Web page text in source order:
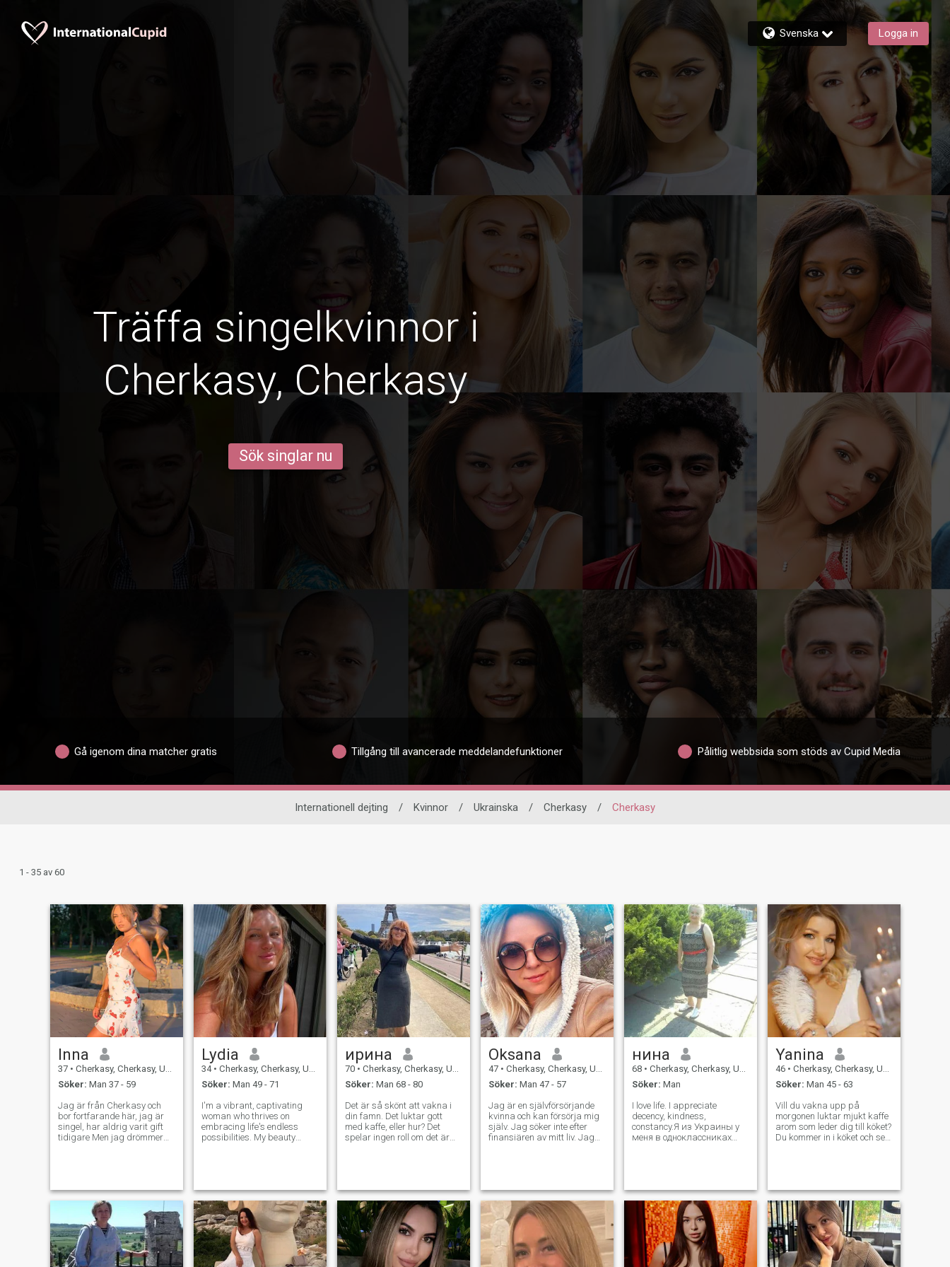
Svenska Logga in
Träffa singelkvinnor i
Cherkasy, Cherkasy
Sök singlar nu
Gå igenom dina matcher gratis Tillgång till avancerade meddelandefunktioner Pålitlig webbsida som stöds av Cupid Media
Internationell dejting / Kvinnor / Ukrainska / Cherkasy / Cherkasy
1 - 35 av 60
Inna
37 • Cherkasy, Cherkasy, Ukraina
Söker: Man 37 - 59
Jag är från Cherkasy och
bor fortfarande här, jag är
singel, har aldrig varit gift
tidigare Men jag drömmer
lärare och IT- Jag gillar mitt
jobb mycket Jag älskar
sport, gym, dans och
camping Jag är så bra på
att laga mat. Jag har en
underbar hund, Mia, som
jag älskar.
Lydia
34 • Cherkasy, Cherkasy, Ukraina
Söker: Man 49 - 71
I'm a vibrant, captivating
woman who thrives on
embracing life's endless
possibilities. My beauty
gems in my own city to far-
flung destinations, I
ирина
70 • Cherkasy, Cherkasy, Ukraina
Söker: Man 68 - 80
Det är så skönt att vakna i
din famn. Det luktar gott
med kaffe, eller hur? Det
spelar ingen roll om det är
det är väldigt trevligt! Det är
underbart att bada i havet
och leka med vågorna. Och
sen sitta med axlarna mot
varandra. Och förstå hur
bra och lugnt vi är med
varandra. Det är underbart
att somna i dina armar och
Oksana
47 • Cherkasy, Cherkasy, Ukraina
Söker: Man 47 - 57
Jag är en självförsörjande
kvinna och kan försörja mig
själv. Jag söker inte efter
finansiären av mitt liv. Jag
Jag leder en hälsosam
livsstil, tittar på min kost och
upprätthåller fysisk
kondition. Jag älskar
stränder och uteservering.
Jag gillar jazz. Jag gillar att
dansa.
нина
68 • Cherkasy, Cherkasy, Ukraina
Söker: Man
I love life. I appreciate
decency, kindness,
constancy.Я из Украины у
меня в одноклассниках
подписчиках их семьдесят
три хотелось бы больше .Я
тот редкий вид же
Yanina
46 • Cherkasy, Cherkasy, Ukraina
Söker: Man 45 - 63
Vill du vakna upp på
morgonen luktar mjukt kaffe
arom som leder dig till köket?
Du kommer in i köket och ser
tillagad av henne. Du talar
om den kommande dagen,
du njuter av sällskap av
varandra, du vill vara
tillsammans, inte gå till
jobbet)))) på kvällen du
kommer hem och hon möter
dig med en mycket middag,